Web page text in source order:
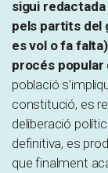
sigui
pels partits del
es vol o fa
procés popular
població
constitució, es
deliberació
definitiva, es
que finalment